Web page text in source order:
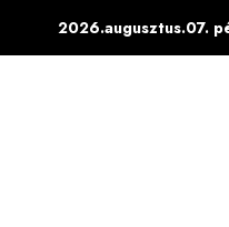
2026.augusztus.07.